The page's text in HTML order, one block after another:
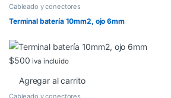
Cableado y conectores
Terminal batería 10mm2, ojo 6mm
$500 iva incluido
Agregar al carrito
Cableado y conectores